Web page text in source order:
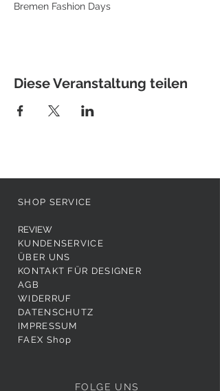
Bremen Fashion Days
Diese Veranstaltung teilen
SHOP SERVICE
REVIEW
KUNDENSERVICE
ÜBER UNS
KONTAKT FÜR DESIGNER
AGB
WIDERRUF
DATENSCHUTZ
IMPRESSUM
FAEX Shop
FOLGE UNS